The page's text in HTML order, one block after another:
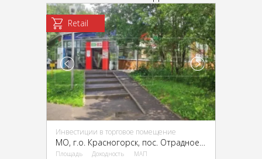
Retail
Инвестиции в торговое помещение
МО, г.о. Красногорск, пос. Отрадное, Лесная ул., 17А
Площадь Доходность МАП